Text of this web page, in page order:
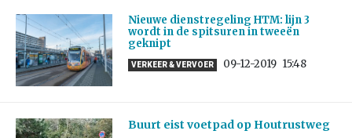
Nieuwe dienstregeling HTM: lijn 3
wordt in de spitsuren in tweeën
geknipt
VERKEER & VERVOER 09-12-2019 15:48
Buurt eist voetpad op Houtrustweg